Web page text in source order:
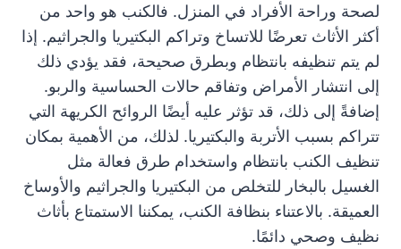
لصحة وراحة الأفراد في المنزل. فالكنب هو واحد من
أكثر الأثاث تعرضًا للاتساخ وتراكم البكتيريا والجراثيم. إذا
لم يتم تنظيفه بانتظام وبطرق صحيحة، فقد يؤدي ذلك
إلى انتشار الأمراض وتفاقم حالات الحساسية والربو.
إضافةً إلى ذلك، قد تؤثر عليه أيضًا الروائح الكريهة التي
تتراكم بسبب الأتربة والبكتيريا. لذلك، من الأهمية بمكان
تنظيف الكنب بانتظام واستخدام طرق فعالة مثل
الغسيل بالبخار للتخلص من البكتيريا والجراثيم والأوساخ
العميقة. بالاعتناء بنظافة الكنب، يمكننا الاستمتاع بأثاث
نظيف وصحي دائمًا.